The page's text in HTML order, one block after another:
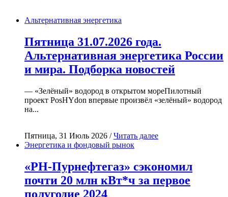
Альтернативная энергетика
Пятница 31.07.2026 года.
Альтернативная энергетика России
и мира. Подборка новостей
— «Зелёный» водород в открытом мореПилотный
проект PosHYdon впервые произвёл «зелёный» водород
на...
Пятница, 31 Июль 2026 /Читать далее
Энергетика и фондовый рынок
«РН-Пурнефтегаз» сэкономил
почти 20 млн кВт*ч за первое
полугодие 2024